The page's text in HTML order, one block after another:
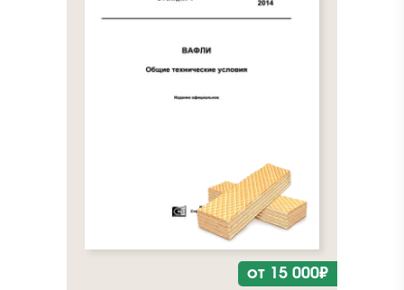
от 15 000₽